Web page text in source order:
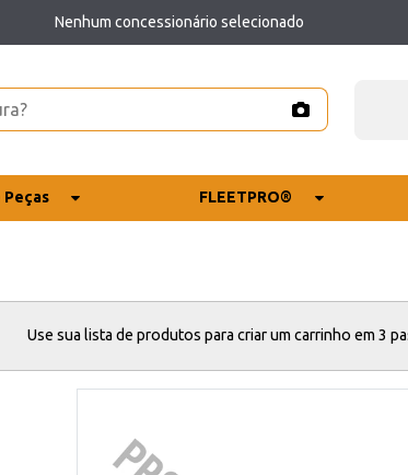
Nenhum concessionário selecionado
Peças FLEETPRO®
Use sua lista de produtos para criar um carrinho em 3